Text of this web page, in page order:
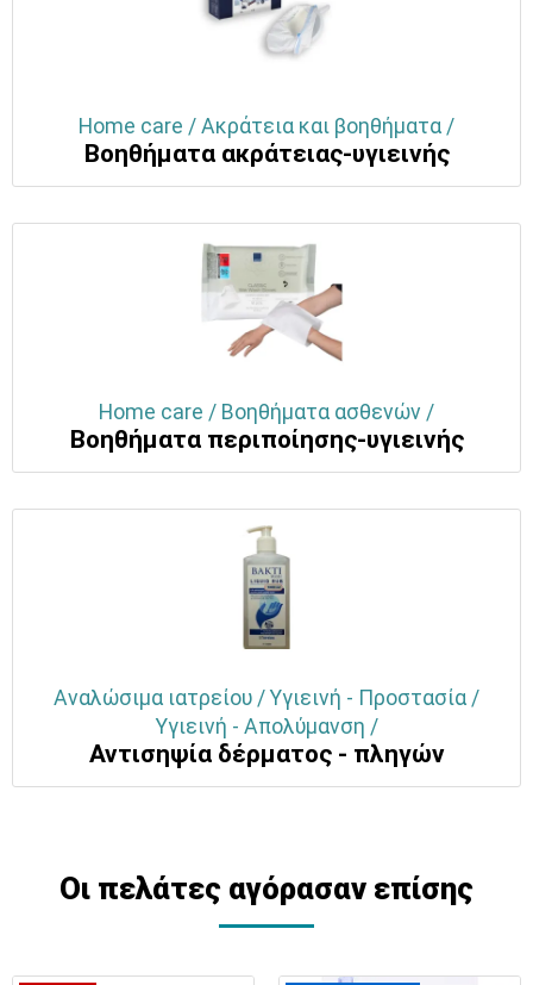
Home care / Ακράτεια και βοηθήματα /
Βοηθήματα ακράτειας-υγιεινής
Home care / Βοηθήματα ασθενών /
Βοηθήματα περιποίησης-υγιεινής
Αναλώσιμα ιατρείου / Υγιεινή - Προστασία /
Υγιεινή - Απολύμανση /
Αντισηψία δέρματος - πληγών
Οι πελάτες αγόρασαν επίσης